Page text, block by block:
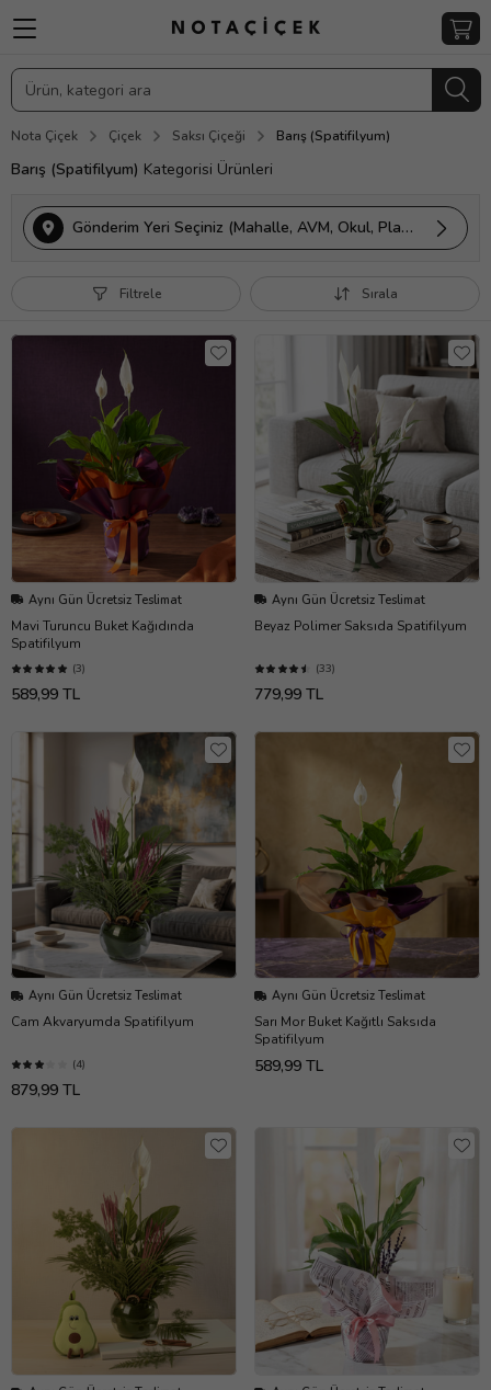
Nota Çiçek Çiçek Saksı Çiçeği Barış (Spatifilyum)
Barış (Spatifilyum) Kategorisi Ürünleri
Gönderim Yeri Seçiniz (Mahalle, AVM, Okul, Plaza vs.)
Filtrele Sırala
Aynı Gün Ücretsiz Teslimat
Mavi Turuncu Buket Kağıdında
Spatifilyum
(3)
589,99 TL
Aynı Gün Ücretsiz Teslimat
Beyaz Polimer Saksıda Spatifilyum
(33)
779,99 TL
Aynı Gün Ücretsiz Teslimat
Cam Akvaryumda Spatifilyum
(4)
879,99 TL
Aynı Gün Ücretsiz Teslimat
Sarı Mor Buket Kağıtlı Saksıda
Spatifilyum
589,99 TL